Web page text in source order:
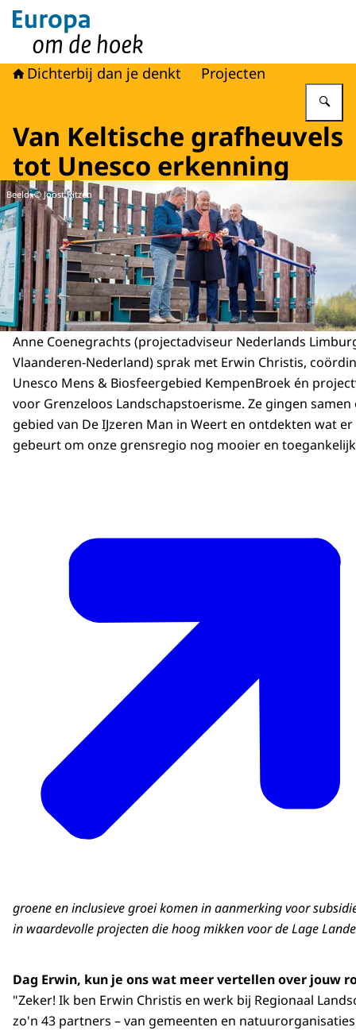
Naar de homepage van Europa om de hoek
Dichterbij dan je denkt Projecten
Van Keltische grafheuvels
tot Unesco erkenning
Beeld: © Joost Ritzen
Anne Coenegrachts (projectadviseur Nederlands
Vlaanderen-Nederland) sprak met Erwin Christis,
Unesco Mens & Biosfeergebied KempenBroek én
voor Grenzeloos Landschapstoerisme. Ze gingen
gebied van De IJzeren Man in Weert en ontdekten wat
gebeurt om onze grensregio nog mooier en
groene en inclusieve groei komen in aanmerking voor
in waardevolle projecten die hoog mikken voor de Lage
Dag Erwin, kun je ons wat meer vertellen over jouw
"Zeker! Ik ben Erwin Christis en werk bij Regionaal
zo'n 43 partners – van gemeenten en